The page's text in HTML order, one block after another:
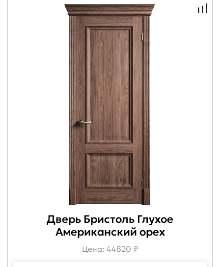
Дверь Бристоль Глухое
Американский орех
Цена: 44820 ₽